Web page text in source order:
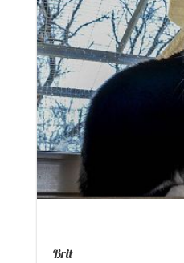
Brit